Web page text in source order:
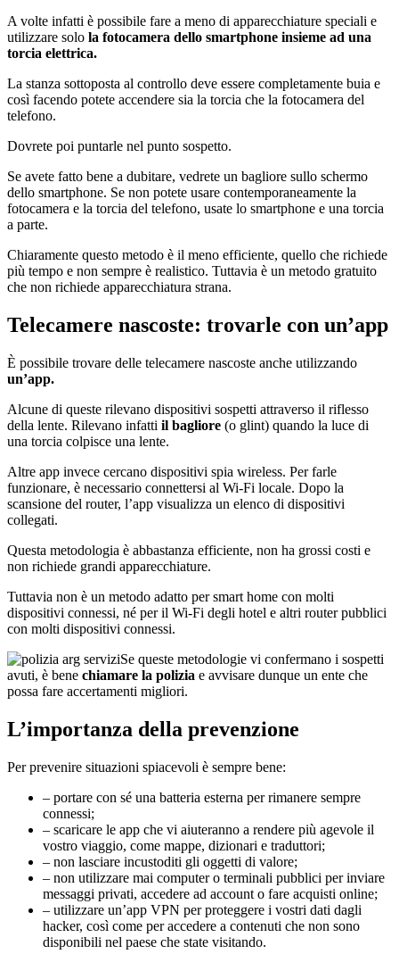
A volte infatti è possibile fare a meno di apparecchiature speciali e
utilizzare solo la fotocamera dello smartphone insieme ad una
torcia elettrica.
La stanza sottoposta al controllo deve essere completamente buia e
così facendo potete accendere sia la torcia che la fotocamera del
telefono.
Dovrete poi puntarle nel punto sospetto.
Se avete fatto bene a dubitare, vedrete un bagliore sullo schermo
dello smartphone. Se non potete usare contemporaneamente la
fotocamera e la torcia del telefono, usate lo smartphone e una torcia
a parte.
Chiaramente questo metodo è il meno efficiente, quello che richiede
più tempo e non sempre è realistico. Tuttavia è un metodo gratuito
che non richiede apparecchiatura strana.
Telecamere nascoste: trovarle con un’app
È possibile trovare delle telecamere nascoste anche utilizzando
un’app.
Alcune di queste rilevano dispositivi sospetti attraverso il riflesso
della lente. Rilevano infatti il bagliore (o glint) quando la luce di
una torcia colpisce una lente.
Altre app invece cercano dispositivi spia wireless. Per farle
funzionare, è necessario connettersi al Wi-Fi locale. Dopo la
scansione del router, l’app visualizza un elenco di dispositivi
collegati.
Questa metodologia è abbastanza efficiente, non ha grossi costi e
non richiede grandi apparecchiature.
Tuttavia non è un metodo adatto per smart home con molti
dispositivi connessi, né per il Wi-Fi degli hotel e altri router pubblici
con molti dispositivi connessi.
Se queste metodologie vi confermano i sospetti
avuti, è bene chiamare la polizia e avvisare dunque un ente che
possa fare accertamenti migliori.
L’importanza della prevenzione
Per prevenire situazioni spiacevoli è sempre bene:
– portare con sé una batteria esterna per rimanere sempre
connessi;
– scaricare le app che vi aiuteranno a rendere più agevole il
vostro viaggio, come mappe, dizionari e traduttori;
– non lasciare incustoditi gli oggetti di valore;
– non utilizzare mai computer o terminali pubblici per inviare
messaggi privati, accedere ad account o fare acquisti online;
– utilizzare un’app VPN per proteggere i vostri dati dagli
hacker, così come per accedere a contenuti che non sono
disponibili nel paese che state visitando.